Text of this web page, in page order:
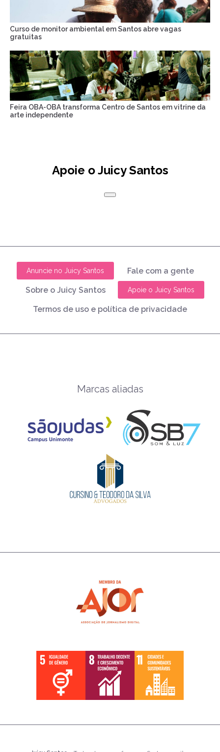
Curso de monitor ambiental em Santos abre vagas
gratuitas
Feira OBA-OBA transforma Centro de Santos em vitrine da
arte independente
Apoie o Juicy Santos
Anuncie no Juicy Santos Fale com a gente
Sobre o Juicy Santos Apoie o Juicy Santos
Termos de uso e política de privacidade
Marcas aliadas